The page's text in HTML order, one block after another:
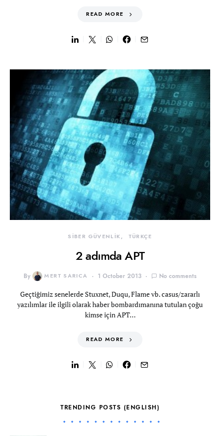
READ MORE
SİBER GÜVENLİK TÜRKÇE
2 adımda APT
By MERT SARICA 1 October 2013 No comments
Geçtiğimiz senelerde Stuxnet, Duqu, Flame vb. casus/zararlı
yazılımlar ile ilgili olarak haber bombardımanına tutulan çoğu
kimse için APT…
READ MORE
TRENDING POSTS (ENGLISH)